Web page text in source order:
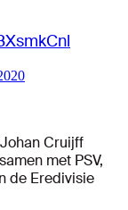
Cruijff
met PSV,
de Eredivisie